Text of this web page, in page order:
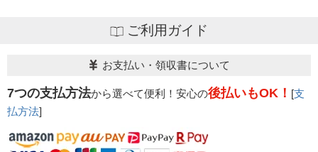
ご利用ガイド
お支払い・領収書について
7つの支払方法から選べて便利！安心の後払いもOK！ [支
払方法]